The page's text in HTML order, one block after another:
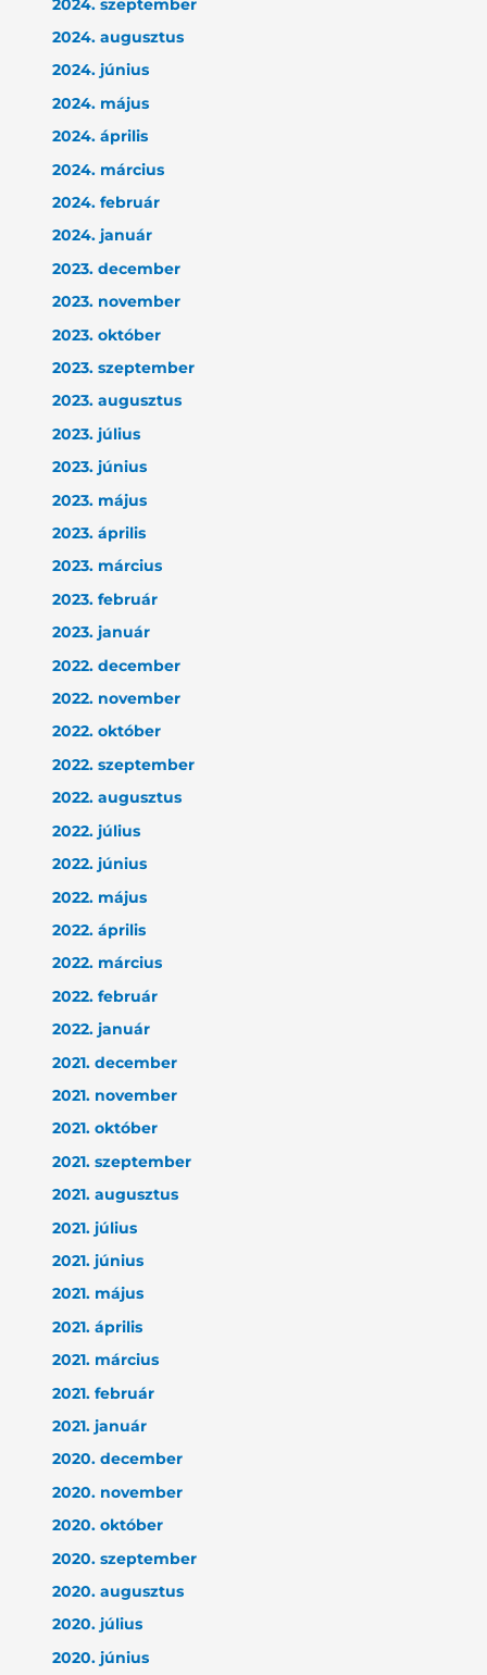
2024. szeptember
2024. augusztus
2024. június
2024. május
2024. április
2024. március
2024. február
2024. január
2023. december
2023. november
2023. október
2023. szeptember
2023. augusztus
2023. július
2023. június
2023. május
2023. április
2023. március
2023. február
2023. január
2022. december
2022. november
2022. október
2022. szeptember
2022. augusztus
2022. július
2022. június
2022. május
2022. április
2022. március
2022. február
2022. január
2021. december
2021. november
2021. október
2021. szeptember
2021. augusztus
2021. július
2021. június
2021. május
2021. április
2021. március
2021. február
2021. január
2020. december
2020. november
2020. október
2020. szeptember
2020. augusztus
2020. július
2020. június